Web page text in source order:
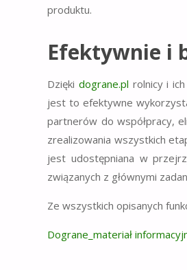
produktu.
Efektywnie i
Dziękidograne.pl rolnicy i
jest to efektywne
partnerów do współpracy,
zrealizowania wszystkich
jest udostępniana w
związanych z głównymi
Ze wszystkich opisanych
Dograne_materiał